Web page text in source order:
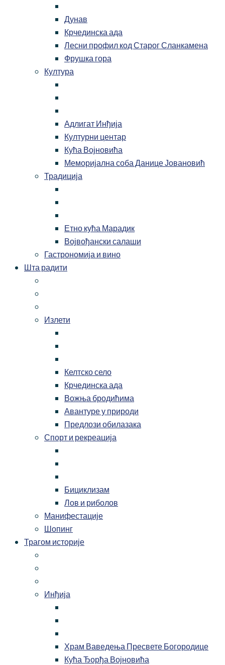
Дунав
Крчединска ада
Лесни профил код Старог Сланкамена
Фрушка гора
Култура
Адлигат Инђија
Културни центар
Кућа Војновића
Меморијална соба Данице Јовановић
Традиција
Етно кућа Марадик
Војвођански салаши
Гастрономија и вино
Шта радити
Излети
Келтско село
Крчединска ада
Вожња бродићима
Авантуре у природи
Предлози обилазака
Спорт и рекреација
Бициклизам
Лов и риболов
Манифестације
Шопинг
Трагом историје
Инђија
Храм Ваведења Пресвете Богородице
Кућа Ђорђа Војновића